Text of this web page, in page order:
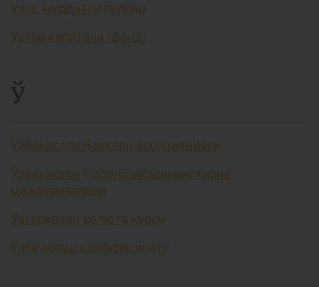
Узоқ муддатли пуллар
Устав капитали (фонд)
Ў
Ўзбекистон банклар ассоцияцияси
Ўзбекистон Республикасининг ғазна
мажбуриятлари
Ўзгарувчан валюта курси
Ўртачалаш коэффициенти